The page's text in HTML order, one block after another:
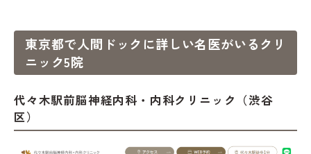
東京都で人間ドックに詳しい名医がいるクリ
ニック5院
代々木駅前脳神経内科・内科クリニック（渋谷
区）